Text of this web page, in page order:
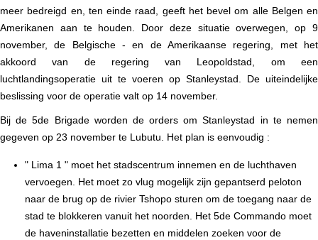
meer bedreigd en, ten einde raad, geeft het bevel om alle Belgen en
Amerikanen aan te houden. Door deze situatie overwegen, op 9
november, de Belgische - en de Amerikaanse regering, met het
akkoord van de regering van Leopoldstad, om een
luchtlandingsoperatie uit te voeren op Stanleystad. De uiteindelijke
beslissing voor de operatie valt op 14 november.
Bij de 5de Brigade worden de orders om Stanleystad in te nemen
gegeven op 23 november te Lubutu. Het plan is eenvoudig :
" Lima 1 " moet het stadscentrum innemen en de luchthaven
vervoegen. Het moet zo vlug mogelijk zijn gepantserd peloton
naar de brug op de rivier Tshopo sturen om de toegang naar de
stad te blokkeren vanuit het noorden. Het 5de Commando moet
de haveninstallatie bezetten en middelen zoeken voor de